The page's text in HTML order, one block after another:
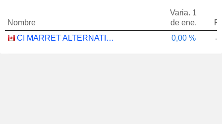
Nombre
Varia. 1
de ene.
CI MARRET ALTERNATIVE ABSOLUTE RETURN BOND ETF - CAD
0,00 % -